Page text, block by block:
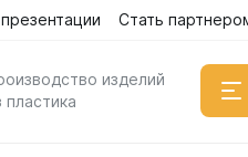
Каталог
Стать
изделий
пластика